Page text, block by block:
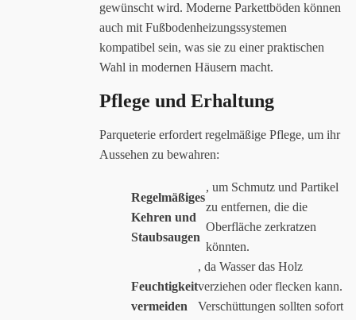
gewünscht wird. Moderne Parkettböden können
auch mit Fußbodenheizungssystemen
kompatibel sein, was sie zu einer praktischen
Wahl in modernen Häusern macht.
Pflege und Erhaltung
Parqueterie erfordert regelmäßige Pflege, um ihr
Aussehen zu bewahren:
Regelmäßiges
Kehren und
Staubsaugen
, um Schmutz und Partikel
zu entfernen, die die
Oberfläche zerkratzen
könnten.
Feuchtigkeit
vermeiden
, da Wasser das Holz
verziehen oder flecken kann.
Verschüttungen sollten sofort